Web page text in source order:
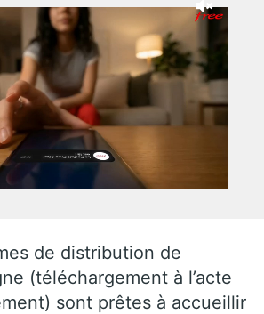
de distribution de
(téléchargement à l’acte
sont prêtes à accueillir